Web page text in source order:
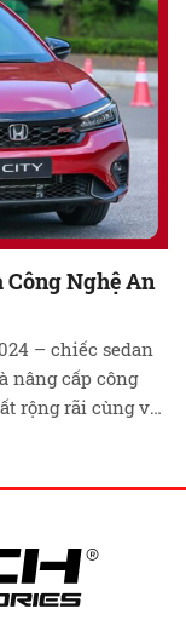
Nghệ An
– chiếc sedan
nâng cấp công
rộng rãi cùng với